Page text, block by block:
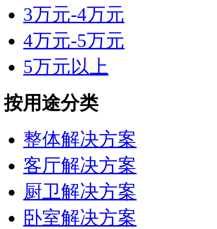
3万元-4万元
4万元-5万元
5万元以上
按用途分类
整体解决方案
客厅解决方案
厨卫解决方案
卧室解决方案